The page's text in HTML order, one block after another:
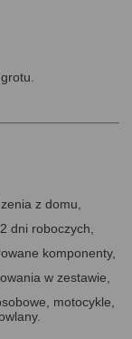
z domu,
dni roboczych,
komponenty,
w zestawie,
motocykle,